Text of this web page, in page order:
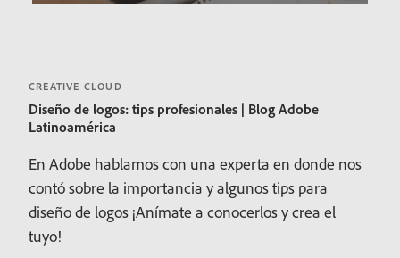
CREATIVE CLOUD
Diseño de logos: tips profesionales | Blog Adobe
Latinoamérica
En Adobe hablamos con una experta en donde nos
contó sobre la importancia y algunos tips para
diseño de logos ¡Anímate a conocerlos y crea el
tuyo!